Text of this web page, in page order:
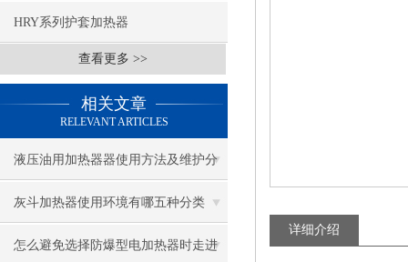
HRY系列护套加热器
查看更多 >>
相关文章
RELEVANT ARTICLES
液压油用加热器器使用方法及维护分
享给大家
灰斗加热器使用环境有哪五种分类
怎么避免选择防爆型电加热器时走进
详细介绍